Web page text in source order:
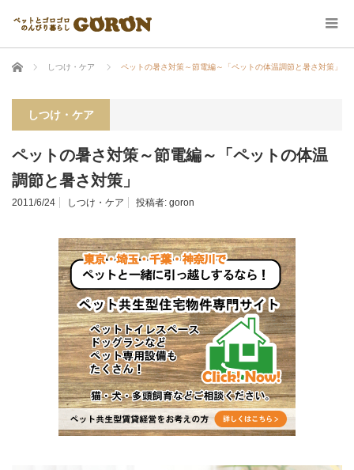
ホーム しつけ・ケア ペットの暑さ対策～節電編～「ペットの体温調節と暑さ対策」
しつけ・ケア
ペットの暑さ対策～節電編～「ペットの体温
調節と暑さ対策」
2011/6/24 しつけ・ケア 投稿者: goron